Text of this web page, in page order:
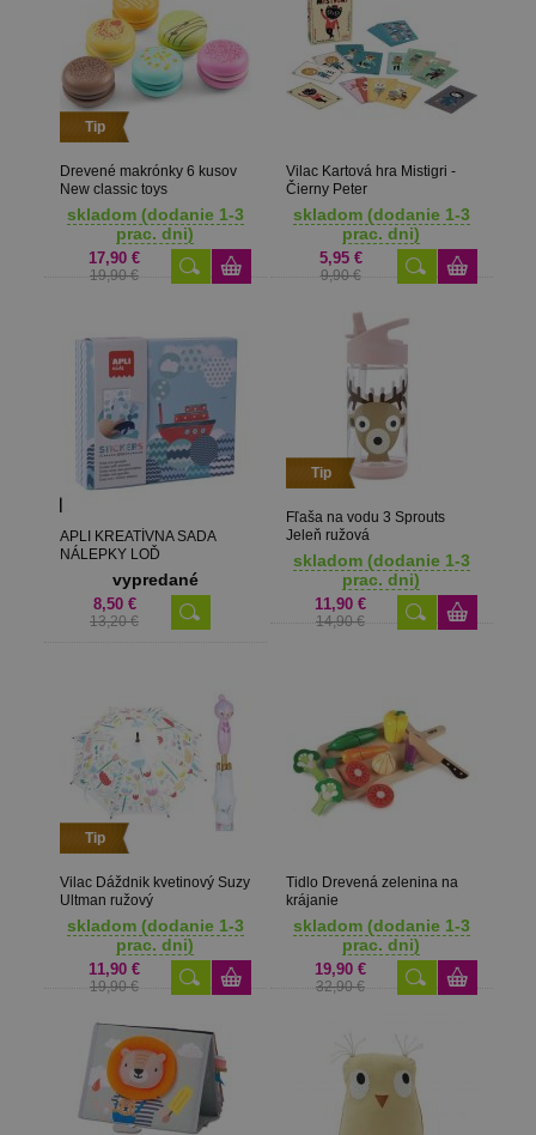
Tip
Drevené makrónky 6 kusov
New classic toys
skladom (dodanie 1-3
prac. dni)
17,90 €
19,90 €
Vilac Kartová hra Mistigri -
Čierny Peter
skladom (dodanie 1-3
prac. dni)
5,95 €
9,90 €
APLI KREATÍVNA SADA
NÁLEPKY LOĎ
vypredané
8,50 €
13,20 €
Tip
Fľaša na vodu 3 Sprouts
Jeleň ružová
skladom (dodanie 1-3
prac. dni)
11,90 €
14,90 €
Tip
Vilac Dáždnik kvetinový Suzy
Ultman ružový
skladom (dodanie 1-3
prac. dni)
11,90 €
19,90 €
Tidlo Drevená zelenina na
krájanie
skladom (dodanie 1-3
prac. dni)
19,90 €
32,90 €